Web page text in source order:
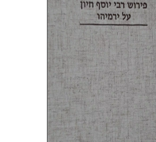
הנחת אתר ספר מודפס
$38